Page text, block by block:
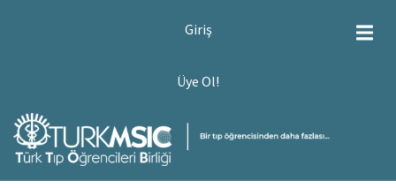
Giriş
Üye Ol!